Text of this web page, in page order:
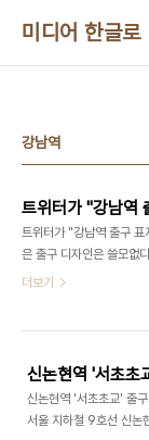
미디어 한글
강남역
트위터가 "강남역
트위터가 "강남역 출구
은 출구 디자인은 쓸모없
민 모두가 '블로거
전부터는 시들해졌다. 내
버스 손잡이'를 만들려고
반발했던 것이다.
손잡이, 농담이시죠?
더보기
신논현역 '서초초교' 출
서울 지하철 9호선 신논